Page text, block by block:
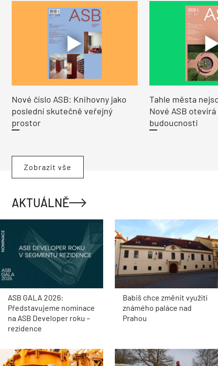
Nové číslo ASB: Knihovny jako
poslední skutečně veřejný
prostor
Tahle města
Nové ASB
budoucnosti
Zobrazit vše
AKTUÁLNĚ
ASB GALA 2026:
Představujeme nominace
na ASB Developer roku –
rezidence
Babiš chce změnit využití
známého paláce nad
Prahou